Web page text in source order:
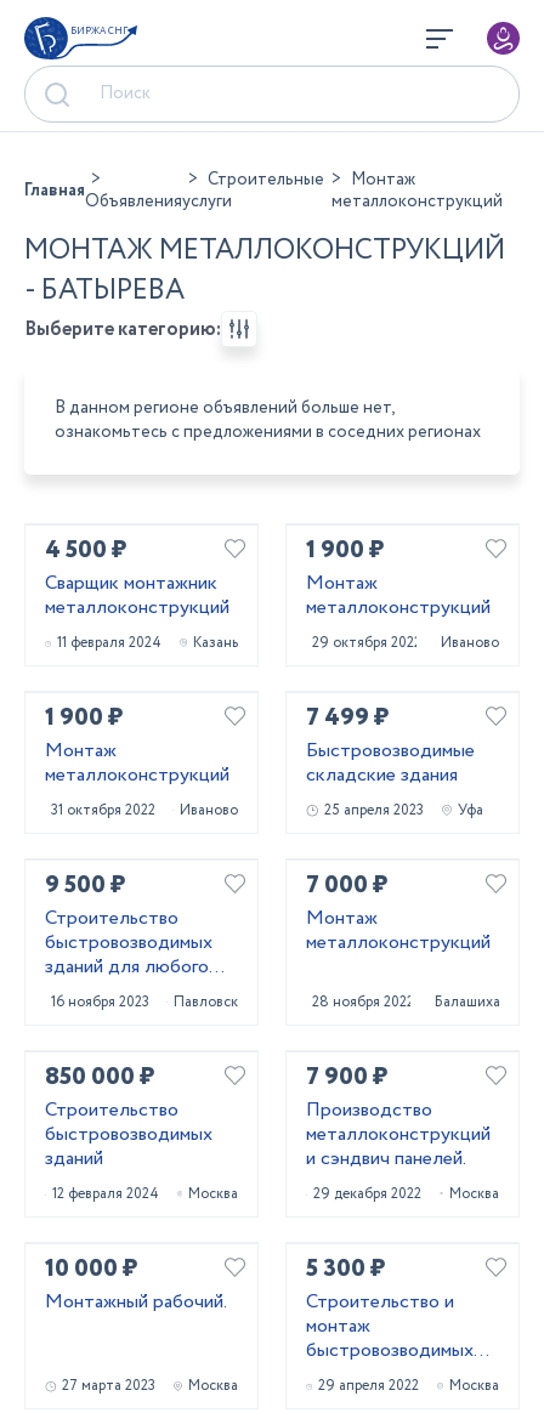
БИРЖА СНГ
ГлавнаяОбъявления
Строительные
услуги
Монтаж
металлоконструкций
МОНТАЖ МЕТАЛЛОКОНСТРУКЦИЙ
- БАТЫРЕВА
Выберите категорию:
В данном регионе объявлений больше нет,
ознакомьтесь с предложениями в соседних регионах
4 500 ₽
Сварщик монтажник
металлоконструкций
11 февраля 2024 Казань
1 900 ₽
Монтаж
металлоконструкций
29 октября 2022 Иваново
1 900 ₽
Монтаж
металлоконструкций
31 октября 2022 Иваново
7 499 ₽
Быстровозводимые
складские здания
25 апреля 2023 Уфа
9 500 ₽
Строительство
быстровозводимых
зданий для любого
бизнеса
16 ноября 2023 Павловск
7 000 ₽
Монтаж
металлоконструкций
28 ноября 2022 Балашиха
850 000 ₽
Строительство
быстровозводимых
зданий
12 февраля 2024 Москва
7 900 ₽
Производство
металлоконструкций
и сэндвич панелей.
29 декабря 2022 Москва
10 000 ₽
Монтажный рабочий.
27 марта 2023 Москва
5 300 ₽
Строительство и
монтаж
быстровозводимых
зданий
29 апреля 2022 Москва